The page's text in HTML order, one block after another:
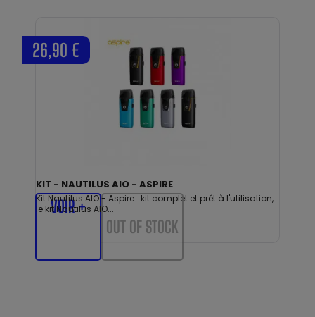
KIT - NAUTILUS AIO - ASPIRE
Kit Nautilus AIO - Aspire : kit complet et prêt à l'utilisation,
le kit Nautilus AIO...
26,90 €
VOIR +
OUT OF STOCK